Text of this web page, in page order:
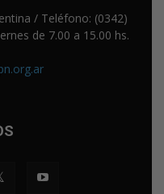
/ Teléfono: (0342)
de 7.00 a 15.00 hs.